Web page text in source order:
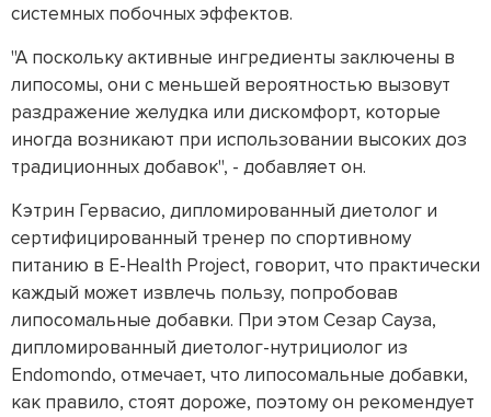
системных побочных эффектов.
"А поскольку активные ингредиенты заключены в
липосомы, они с меньшей вероятностью вызовут
раздражение желудка или дискомфорт, которые
иногда возникают при использовании высоких доз
традиционных добавок", - добавляет он.
Кэтрин Гервасио, дипломированный диетолог и
сертифицированный тренер по спортивному
питанию в E-Health Project, говорит, что практически
каждый может извлечь пользу, попробовав
липосомальные добавки. При этом Сезар Сауза,
дипломированный диетолог-нутрициолог из
Endomondo, отмечает, что липосомальные добавки,
как правило, стоят дороже, поэтому он рекомендует